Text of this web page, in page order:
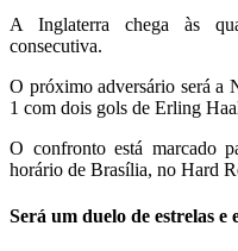
A Inglaterra chega às
consecutiva.
O próximo adversário será a
1 com dois gols de Erling
O confronto está marcado
horário de Brasília, no Hard
Será um duelo de estrelas e